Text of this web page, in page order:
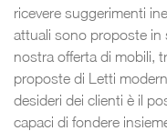
ricevere suggerimenti
attuali sono proposte in
nostra offerta di mobili,
proposte di Letti
desideri dei clienti è il
capaci di fondere